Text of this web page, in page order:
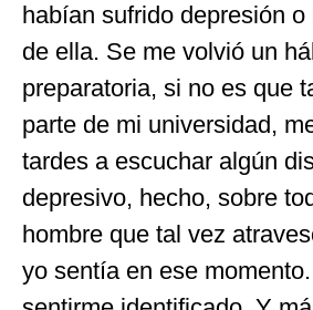
habían sufrido depresión
de ella. Se me volvió un
preparatoria, si no es que
parte de mi universidad,
tardes a escuchar algún
depresivo, hecho, sobre
hombre que tal vez
yo sentía en ese